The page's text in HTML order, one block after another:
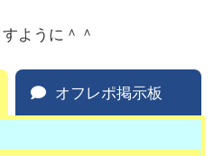
ように＾＾
オフレポ掲示板